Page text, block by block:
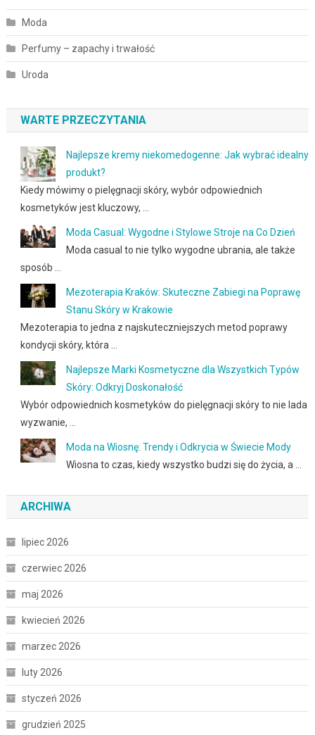
Moda
Perfumy – zapachy i trwałość
Uroda
WARTE PRZECZYTANIA
Najlepsze kremy niekomedogenne: Jak wybrać idealny
produkt?
Kiedy mówimy o pielęgnacji skóry, wybór odpowiednich
kosmetyków jest kluczowy, …
Moda Casual: Wygodne i Stylowe Stroje na Co Dzień
Moda casual to nie tylko wygodne ubrania, ale także
sposób …
Mezoterapia Kraków: Skuteczne Zabiegi na Poprawę
Stanu Skóry w Krakowie
Mezoterapia to jedna z najskuteczniejszych metod poprawy
kondycji skóry, która …
Najlepsze Marki Kosmetyczne dla Wszystkich Typów
Skóry: Odkryj Doskonałość
Wybór odpowiednich kosmetyków do pielęgnacji skóry to nie lada
wyzwanie, …
Moda na Wiosnę: Trendy i Odkrycia w Świecie Mody
Wiosna to czas, kiedy wszystko budzi się do życia, a …
ARCHIWA
lipiec 2026
czerwiec 2026
maj 2026
kwiecień 2026
marzec 2026
luty 2026
styczeń 2026
grudzień 2025